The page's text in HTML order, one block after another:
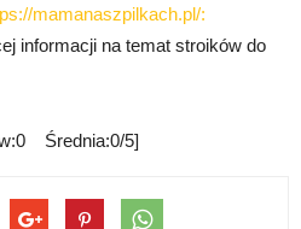
mamanaszpilkach.pl/:
informacji na temat stroików do
Średnia:0/5]